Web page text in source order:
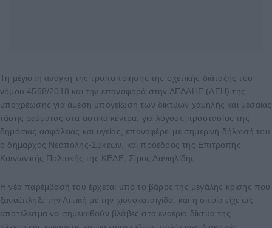
Τη μέγιστη ανάγκη της τροποποίησης της σχετικής διάταξης του
νόμου 4568/2018 και την επαναφορά στην ΔΕΔΔΗΕ (ΔΕΗ) της
υποχρέωσης για άμεση υπογείωση των δικτύων χαμηλής και μεσαίας
τάσης ρεύματος στα αστικά κέντρα, για λόγους προστασίας της
δημόσιας ασφάλειας και υγείας, επαναφέρει με σημερινή δήλωσή του
ο δήμαρχος Νεάπολης-Συκεών, και πρόεδρος της Επιτροπής
Κοινωνικής Πολιτικής της ΚΕΔΕ, Σίμος Δανιηλίδης.
Η νέα παρέμβασή του έρχεται υπό το βάρος της μεγάλης κρίσης που
ξαναέπληξε την Αττική με την χιονοκαταιγίδα, και η οποία είχε ως
αποτέλεσμα να σημειωθούν βλάβες στα εναέρια δίκτυα της